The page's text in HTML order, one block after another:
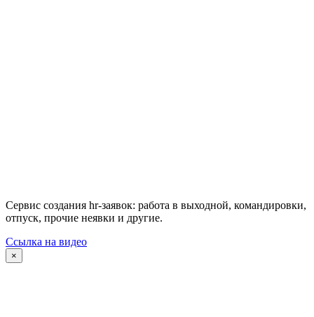
Сервис создания hr-заявок: работа в выходной, командировки,
отпуск, прочие неявки и другие.
Ссылка на видео
×